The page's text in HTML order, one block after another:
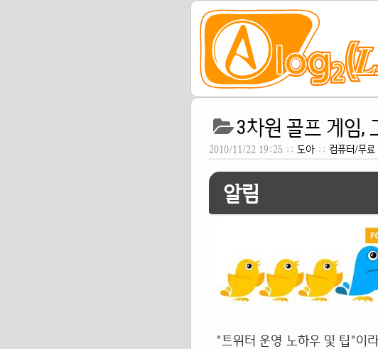
3차원 골프 게임,
2010/11/22 19:25 :: 도아 :: 컴퓨터/무료
알림
"트위터 운영 노하우 및 팁"이